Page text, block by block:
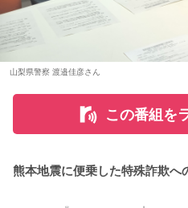
一方で、宝くじの当選を保証す
起の良い日に買いたい」という
人もいるという考え方です。
寅の日は、「千里行って千里
行や出張にも縁起が良い日とさ
夏休み期間中ということもあり
藤澤：そうだよね！
大森：「ダーリン」で、本編ラ
は結構すごいです。「ケセラセ
がったりというか、大きい演出
うのだけれど。
「ダーリン」でというのはやっ
か良かったのかなと思うのだけ
ムと話を進めていったんだよね
山梨県警察 渡邉佳彦さん
この番組を
熊本地震に便乗した特殊詐欺へ